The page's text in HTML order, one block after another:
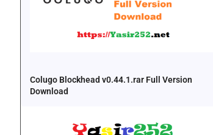
Colugo Blockhead v0.44.1.rar Full Version
Download